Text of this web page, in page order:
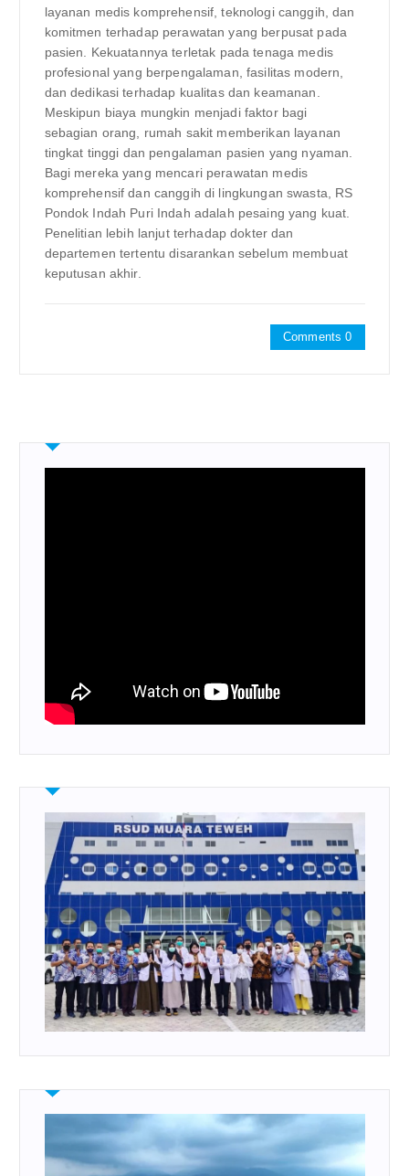
layanan medis komprehensif, teknologi canggih, dan
komitmen terhadap perawatan yang berpusat pada
pasien. Kekuatannya terletak pada tenaga medis
profesional yang berpengalaman, fasilitas modern,
dan dedikasi terhadap kualitas dan keamanan.
Meskipun biaya mungkin menjadi faktor bagi
sebagian orang, rumah sakit memberikan layanan
tingkat tinggi dan pengalaman pasien yang nyaman.
Bagi mereka yang mencari perawatan medis
komprehensif dan canggih di lingkungan swasta, RS
Pondok Indah Puri Indah adalah pesaing yang kuat.
Penelitian lebih lanjut terhadap dokter dan
departemen tertentu disarankan sebelum membuat
keputusan akhir.
Comments 0